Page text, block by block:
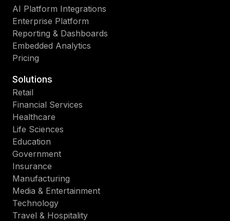
AI Platform Integrations
Enterprise Platform
Reporting & Dashboards
Embedded Analytics
Pricing
Solutions
Retail
Financial Services
Healthcare
Life Sciences
Education
Government
Insurance
Manufacturing
Media & Entertainment
Technology
Travel & Hospitality